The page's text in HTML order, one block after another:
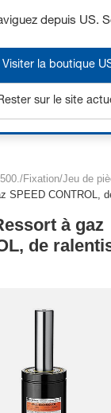
réduction -
Fixation/Jeu de
SPEED CONTROL,
à gaz
de
depuis US.
Visiter la boutique
sur le site